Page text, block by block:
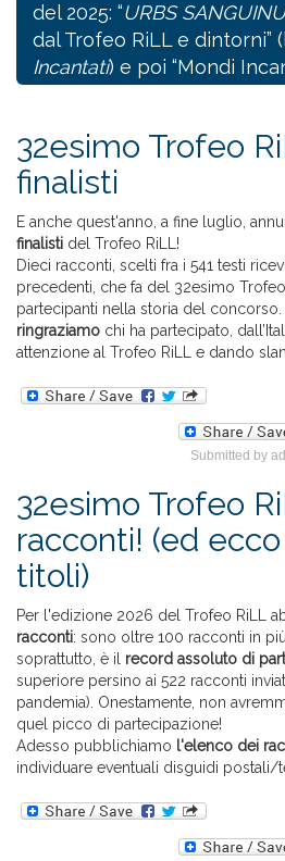
del 2025: “URBS
dal Trofeo RiLL e dintorni”
Incantati) e poi “Mondi
del Trofeo RiLL.
32esimo Trofeo
finalisti
E anche quest'anno, a fine luglio,
finalisti del Trofeo RiLL!
Dieci racconti, scelti fra i 541 testi
precedenti, che fa del 32esimo
partecipanti nella storia del concorso.
ringraziamo chi ha partecipato,
attenzione al Trofeo RiLL e dando
Submitted by
32esimo Trofeo
racconti! (ed ecco
titoli)
Per l'edizione 2026 del Trofeo RiLL
racconti: sono oltre 100 racconti in
soprattutto, è il record assoluto di
superiore persino ai 522 racconti
pandemia). Onestamente, non
quel picco di partecipazione!
Adesso pubblichiamo l'elenco dei
individuare eventuali disguidi postali/